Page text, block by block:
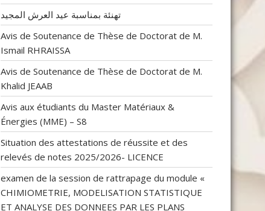
تهنئة بمناسبة عيد العرش المجيد
Avis de Soutenance de Thèse de Doctorat de M.
Ismail RHRAISSA
Avis de Soutenance de Thèse de Doctorat de M.
Khalid JEAAB
Avis aux étudiants du Master Matériaux &
Énergies (MME) – S8
Situation des attestations de réussite et des
relevés de notes 2025/2026- LICENCE
examen de la session de rattrapage du module «
CHIMIOMETRIE, MODELISATION STATISTIQUE
ET ANALYSE DES DONNEES PAR LES PLANS